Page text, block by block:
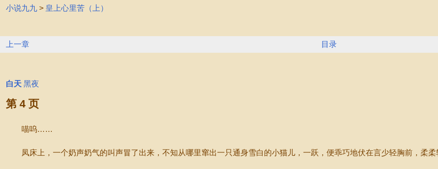
小说九九 > 皇上心里苦（上）
上一章 目录
白天 黑夜
第 4 页
喵呜……
凤床上，一个奶声奶气的叫声冒了出来，不知从哪里窜出一只通身雪白的小猫儿，一跃，便乖巧地伏在言少轻胸前，柔